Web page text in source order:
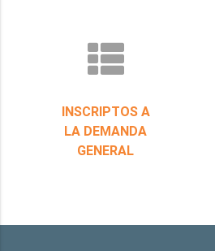
INSCRIPTOS A
LA DEMANDA
GENERAL